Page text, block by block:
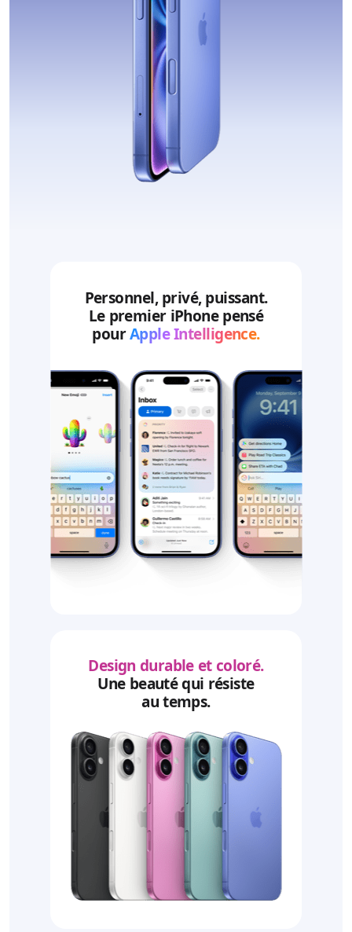
Personnel, privé, puissant.
Le premier iPhone pensé
pourApple Intelligence.
Design durable et coloré.
Une beauté qui résiste
au temps.